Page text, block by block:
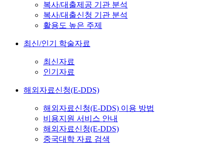
복사/대출제공 기관 분석
복사/대출신청 기관 분석
활용도 높은 주제
최신/인기 학술자료
최신자료
인기자료
해외자료신청(E-DDS)
해외자료신청(E-DDS) 이용 방법
비용지원 서비스 안내
해외자료신청(E-DDS)
중국대학 자료 검색